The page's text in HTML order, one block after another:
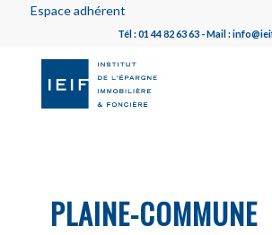
Espace adhérent
Tél : 01 44 82 63 63 - Mail :
PLAINE-COMMUNE